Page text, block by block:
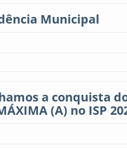
Municipal
a conquista do
(A) no ISP